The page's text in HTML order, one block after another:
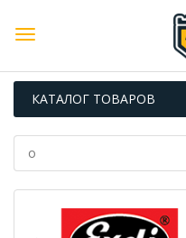
КАТАЛОГ ТОВАРОВ